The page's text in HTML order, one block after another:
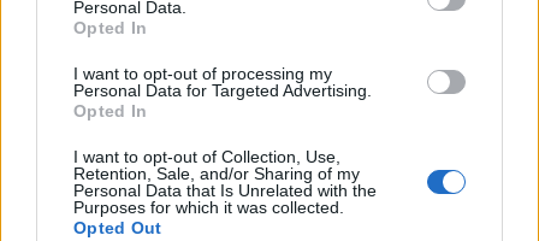
Personal Data.
Opted In
I want to opt-out of processing my
Personal Data for Targeted Advertising.
Opted In
I want to opt-out of Collection, Use,
Retention, Sale, and/or Sharing of my
Personal Data that Is Unrelated with the
Purposes for which it was collected.
Opted Out
Το τέλος στελεχών του ΣΚΑΪ: Το χρονικό ενός
προαναγγελθέντος «θανάτου» με σφραγίδα Γιάννη